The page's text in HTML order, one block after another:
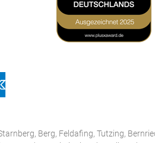
Berg, Feldafing, Tutzing,